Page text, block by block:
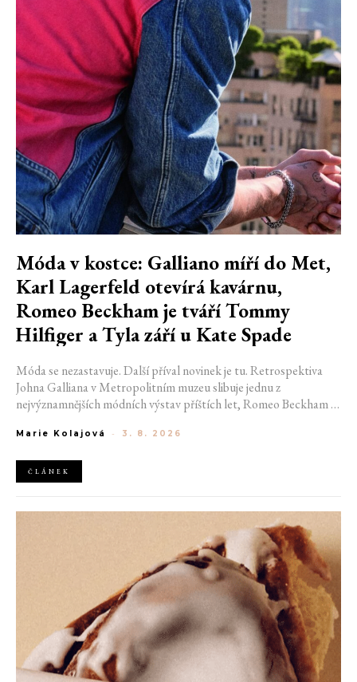
Móda v kostce: Galliano míří do Met,
Karl Lagerfeld otevírá kavárnu,
Romeo Beckham je tváří Tommy
Hilfiger a Tyla září u Kate Spade
Móda se nezastavuje. Další příval novinek je tu. Retrospektiva
Johna Galliana v Metropolitním muzeu slibuje jednu z
nejvýznamnějších módních výstav příštích let, Romeo Beckham se
otevírá svou první kavárnu a Kate Spade sází na hudební hvězdu
Marie Kolajová - 3. 8. 2026
ČLÁNEK